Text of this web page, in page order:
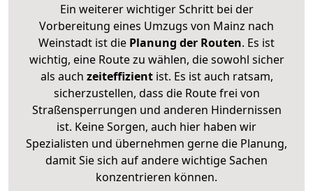
Ein weiterer wichtiger Schritt bei der
Vorbereitung eines Umzugs von Mainz nach
Weinstadt ist die Planung der Routen. Es ist
wichtig, eine Route zu wählen, die sowohl sicher
als auch zeiteffizientist. Es ist auch ratsam,
sicherzustellen, dass die Route frei von
Straßensperrungen und anderen Hindernissen
ist. Keine Sorgen, auch hier haben wir
Spezialisten und übernehmen gerne die Planung,
damit Sie sich auf andere wichtige Sachen
konzentrieren können.